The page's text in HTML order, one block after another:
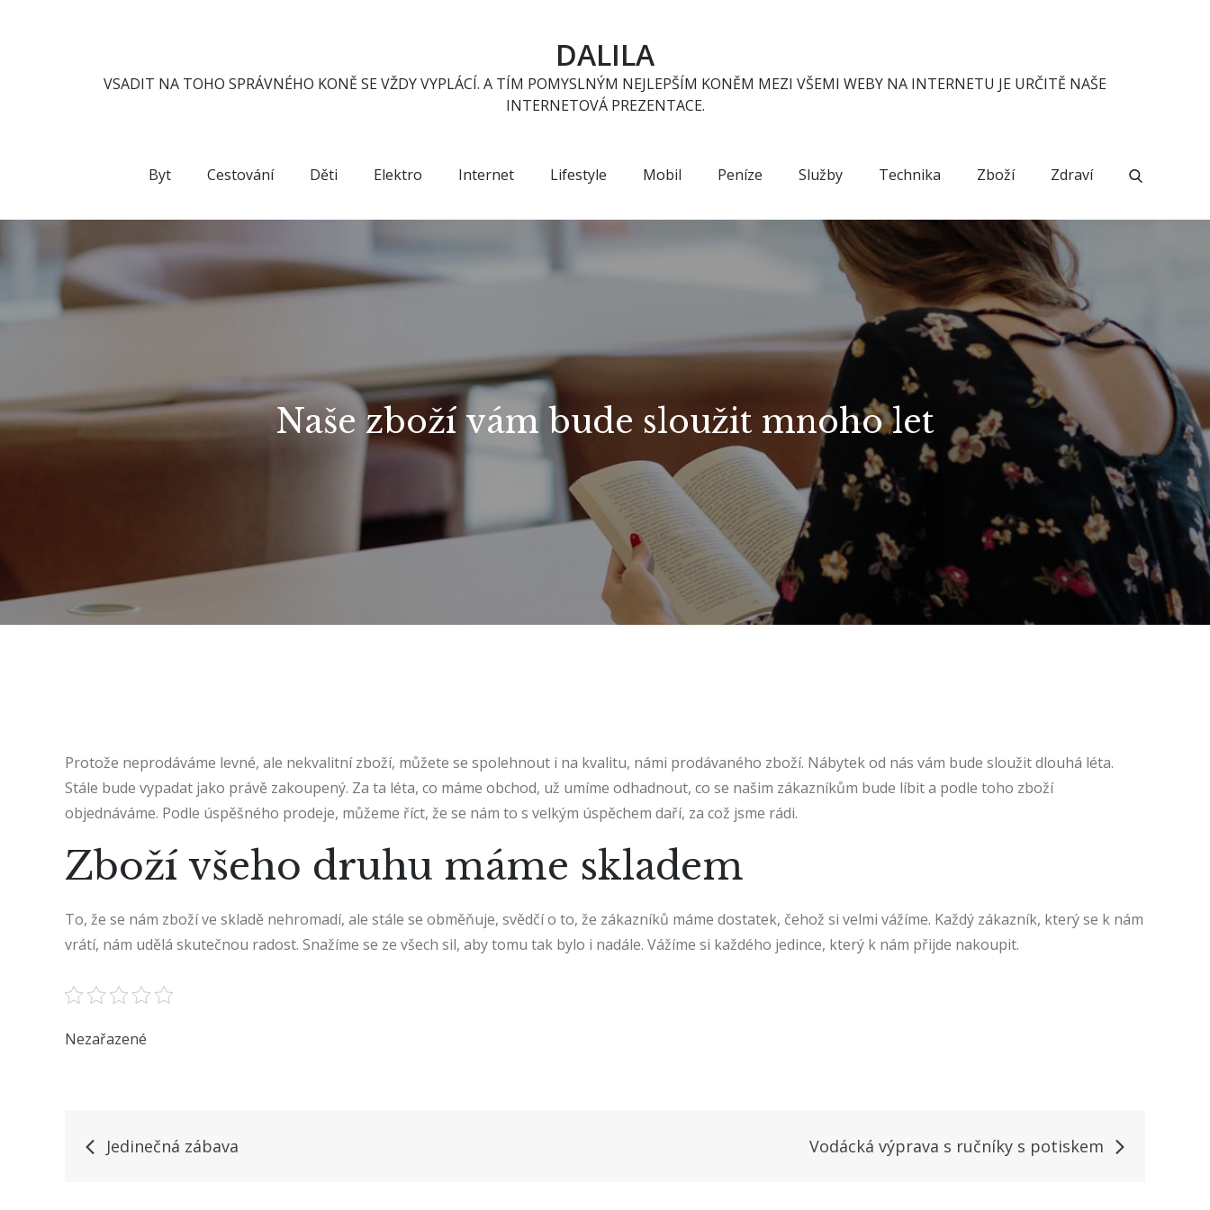
DALILA
VSADIT NA TOHO SPRÁVNÉHO KONĚ SE VŽDY VYPLÁCÍ. A TÍM POMYSLNÝM NEJLEPŠÍM KONĚM MEZI VŠEMI WEBY NA INTERNETU JE URČITĚ NAŠE
INTERNETOVÁ PREZENTACE.
Byt Cestování Děti Elektro Internet Lifestyle Mobil Peníze Služby Technika Zboží Zdraví
Naše zboží vám bude sloužit mnoho let
Protože neprodáváme levné, ale nekvalitní zboží, můžete se spolehnout i na kvalitu, námi prodávaného zboží. Nábytekod nás vám bude sloužit dlouhá léta.
Stále bude vypadat jako právě zakoupený. Za ta léta, co máme obchod, už umíme odhadnout, co se našim zákazníkům bude líbit a podle toho zboží
objednáváme. Podle úspěšného prodeje, můžeme říct, že se nám to s velkým úspěchem daří, za což jsme rádi.
Zboží všeho druhu máme skladem
To, že se nám zboží ve skladě nehromadí, ale stále se obměňuje, svědčí o to, že zákazníků máme dostatek, čehož si velmi vážíme. Každý zákazník, který se k nám
vrátí, nám udělá skutečnou radost. Snažíme se ze všech sil, aby tomu tak bylo i nadále. Vážíme si každého jedince, který k nám přijde nakoupit.
Nezařazené
Navigace
Jedinečná zábava Vodácká výprava s ručníky s potiskem